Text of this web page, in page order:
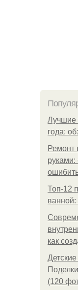
Лучшие
года:
Ремонт
руками:
Топ-12
ванной:
как
(120